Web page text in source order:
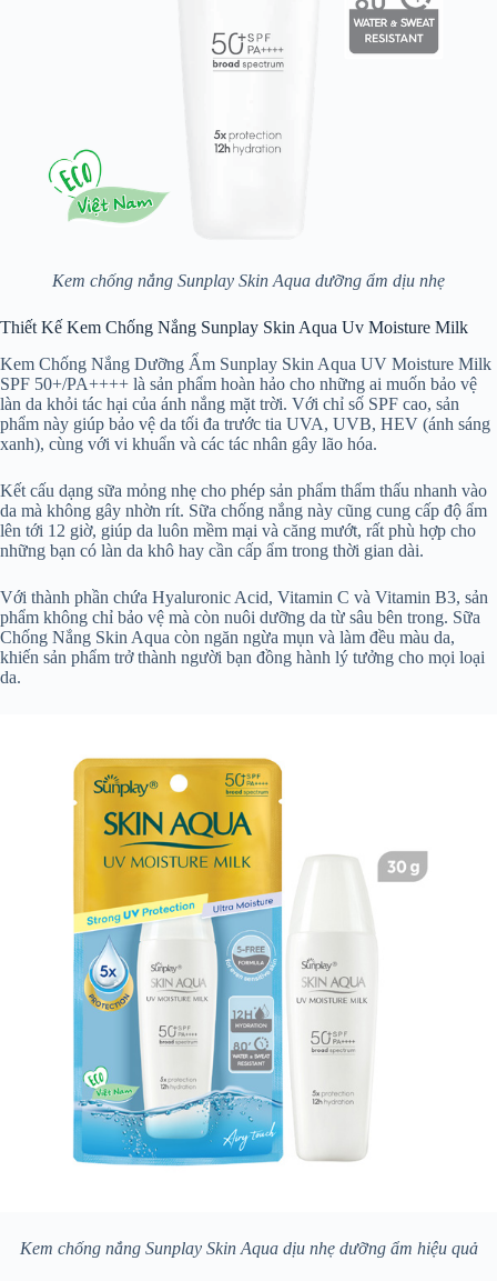
Kem chống nắng Sunplay Skin Aqua dưỡng ẩm dịu nhẹ
Thiết Kế Kem Chống Nắng Sunplay Skin Aqua Uv Moisture Milk
Kem Chống Nắng Dưỡng Ẩm Sunplay Skin Aqua UV Moisture Milk
SPF 50+/PA++++ là sản phẩm hoàn hảo cho những ai muốn bảo vệ
làn da khỏi tác hại của ánh nắng mặt trời. Với chỉ số SPF cao, sản
phẩm này giúp bảo vệ da tối đa trước tia UVA, UVB, HEV (ánh sáng
xanh), cùng với vi khuẩn và các tác nhân gây lão hóa.
Kết cấu dạng sữa mỏng nhẹ cho phép sản phẩm thẩm thấu nhanh vào
da mà không gây nhờn rít. Sữa chống nắng này cũng cung cấp độ ẩm
lên tới 12 giờ, giúp da luôn mềm mại và căng mướt, rất phù hợp cho
những bạn có làn da khô hay cần cấp ẩm trong thời gian dài.
Với thành phần chứa Hyaluronic Acid, Vitamin C và Vitamin B3, sản
phẩm không chỉ bảo vệ mà còn nuôi dưỡng da từ sâu bên trong. Sữa
Chống Nắng Skin Aqua còn ngăn ngừa mụn và làm đều màu da,
khiến sản phẩm trở thành người bạn đồng hành lý tưởng cho mọi loại
da.
Kem chống nắng Sunplay Skin Aqua dịu nhẹ dưỡng ẩm hiệu quả